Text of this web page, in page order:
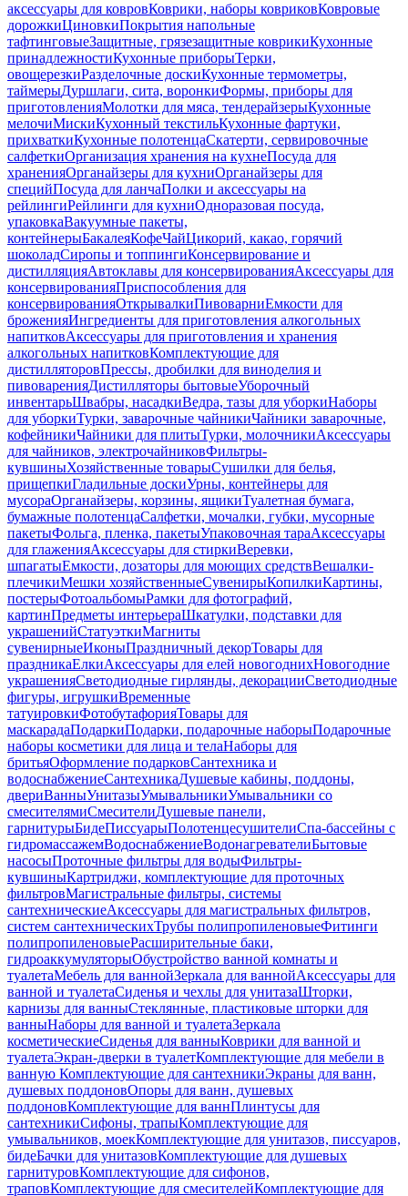
аксессуары для ковровКоврики, наборы ковриковКовровые
дорожкиЦиновкиПокрытия напольные
тафтинговыеЗащитные, грязезащитные коврикиКухонные
принадлежностиКухонные приборыТерки,
овощерезкиРазделочные доскиКухонные термометры,
таймерыДуршлаги, сита, воронкиФормы, приборы для
приготовленияМолотки для мяса, тендерайзерыКухонные
мелочиМискиКухонный текстильКухонные фартуки,
прихваткиКухонные полотенцаСкатерти, сервировочные
салфеткиОрганизация хранения на кухнеПосуда для
храненияОрганайзеры для кухниОрганайзеры для
специйПосуда для ланчаПолки и аксессуары на
рейлингиРейлинги для кухниОдноразовая посуда,
упаковкаВакуумные пакеты,
контейнерыБакалеяКофеЧайЦикорий, какао, горячий
шоколадСиропы и топпингиКонсервирование и
дистилляцияАвтоклавы для консервированияАксессуары для
консервированияПриспособления для
консервированияОткрывалкиПивоварниЕмкости для
броженияИнгредиенты для приготовления алкогольных
напитковАксессуары для приготовления и хранения
алкогольных напитковКомплектующие для
дистилляторовПрессы, дробилки для виноделия и
пивоваренияДистилляторы бытовыеУборочный
инвентарьШвабры, насадкиВедра, тазы для уборкиНаборы
для уборкиТурки, заварочные чайникиЧайники заварочные,
кофейникиЧайники для плитыТурки, молочникиАксессуары
для чайников, электрочайниковФильтры-
кувшиныХозяйственные товарыСушилки для белья,
прищепкиГладильные доскиУрны, контейнеры для
мусораОрганайзеры, корзины, ящикиТуалетная бумага,
бумажные полотенцаСалфетки, мочалки, губки, мусорные
пакетыФольга, пленка, пакетыУпаковочная тараАксессуары
для глаженияАксессуары для стиркиВеревки,
шпагатыЕмкости, дозаторы для моющих средствВешалки-
плечикиМешки хозяйственныеСувенирыКопилкиКартины,
постерыФотоальбомыРамки для фотографий,
картинПредметы интерьераШкатулки, подставки для
украшенийСтатуэткиМагниты
сувенирныеИконыПраздничный декорТовары для
праздникаЕлкиАксессуары для елей новогоднихНовогодние
украшенияСветодиодные гирлянды, декорацииСветодиодные
фигуры, игрушкиВременные
татуировкиФотобутафорияТовары для
маскарадаПодаркиПодарки, подарочные наборыПодарочные
наборы косметики для лица и телаНаборы для
бритьяОформление подарковСантехника и
водоснабжениеСантехникаДушевые кабины, поддоны,
двериВанныУнитазыУмывальникиУмывальники со
смесителямиСмесителиДушевые панели,
гарнитурыБидеПиссуарыПолотенцесушителиСпа-бассейны с
гидромассажемВодоснабжениеВодонагревателиБытовые
насосыПроточные фильтры для водыФильтры-
кувшиныКартриджи, комплектующие для проточных
фильтровМагистральные фильтры, системы
сантехническиеАксессуары для магистральных фильтров,
систем сантехническихТрубы полипропиленовыеФитинги
полипропиленовыеРасширительные баки,
гидроаккумуляторыОбустройство ванной комнаты и
туалетаМебель для ваннойЗеркала для ваннойАксессуары для
ванной и туалетаСиденья и чехлы для унитазаШторки,
карнизы для ванныСтеклянные, пластиковые шторки для
ванныНаборы для ванной и туалетаЗеркала
косметическиеСиденья для ванныКоврики для ванной и
туалетаЭкран-дверки в туалетКомплектующие для мебели в
ванную Комплектующие для сантехникиЭкраны для ванн,
душевых поддоновОпоры для ванн, душевых
поддоновКомплектующие для ваннПлинтусы для
сантехникиСифоны, трапыКомплектующие для
умывальников, моекКомплектующие для унитазов, писсуаров,
бидеБачки для унитазовКомплектующие для душевых
гарнитуровКомплектующие для сифонов,
траповКомплектующие для смесителейКомплектующие для